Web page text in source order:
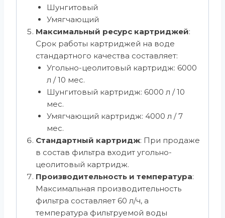
Шунгитовый
Умягчающий
Максимальный ресурс картриджей:
Срок работы картриджей на воде
стандартного качества составляет:
Угольно-цеолитовый картридж: 6000
л / 10 мес.
Шунгитовый картридж: 6000 л / 10
мес.
Умягчающий картридж: 4000 л / 7
мес.
Стандартный картридж: При продаже
в состав фильтра входит угольно-
цеолитовый картридж.
Производительность и температура:
Максимальная производительность
фильтра составляет 60 л/ч, а
температура фильтруемой воды